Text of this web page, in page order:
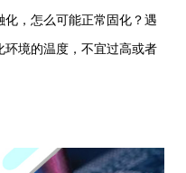
，怎么可能正常固化？遇
境的温度，不宜过高或者